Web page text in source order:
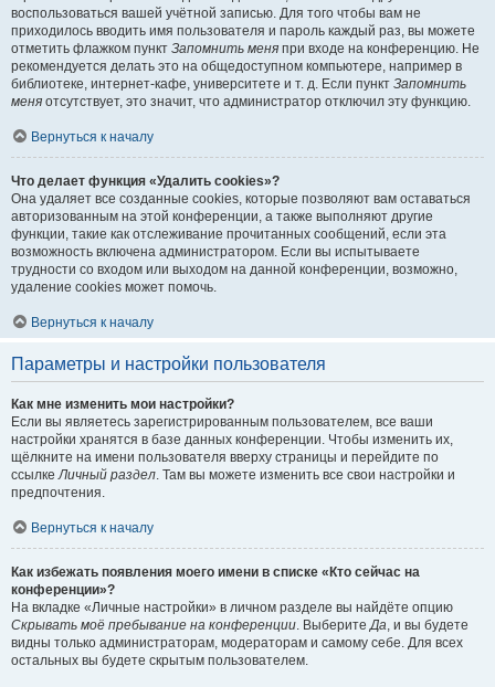
воспользоваться вашей учётной записью. Для того чтобы вам не
приходилось вводить имя пользователя и пароль каждый раз, вы можете
отметить флажком пункт Запомнить меня при входе на конференцию. Не
рекомендуется делать это на общедоступном компьютере, например в
библиотеке, интернет-кафе, университете и т. д. Если пункт Запомнить
меня отсутствует, это значит, что администратор отключил эту функцию.
Вернуться к началу
Что делает функция «Удалить cookies»?
Она удаляет все созданные cookies, которые позволяют вам оставаться
авторизованным на этой конференции, а также выполняют другие
функции, такие как отслеживание прочитанных сообщений, если эта
возможность включена администратором. Если вы испытываете
трудности со входом или выходом на данной конференции, возможно,
удаление cookies может помочь.
Вернуться к началу
Параметры и настройки пользователя
Как мне изменить мои настройки?
Если вы являетесь зарегистрированным пользователем, все ваши
настройки хранятся в базе данных конференции. Чтобы изменить их,
щёлкните на имени пользователя вверху страницы и перейдите по
ссылкеЛичный раздел. Там вы можете изменить все свои настройки и
предпочтения.
Вернуться к началу
Как избежать появления моего имени в списке «Кто сейчас на
конференции»?
На вкладке «Личные настройки» в личном разделе вы найдёте опцию
Скрывать моё пребывание на конференции. ВыберитеДа, и вы будете
видны только администраторам, модераторам и самому себе. Для всех
остальных вы будете скрытым пользователем.